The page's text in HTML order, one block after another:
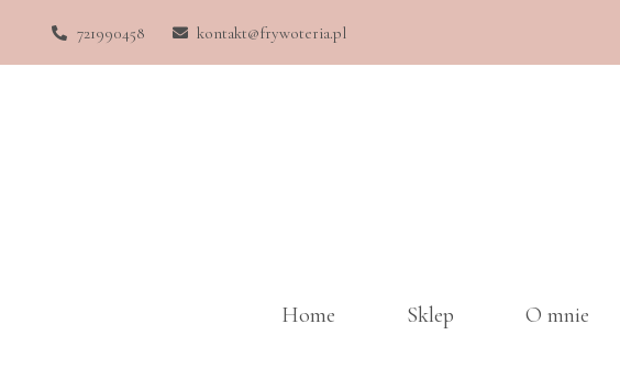
721990458 kontakt@frywoteria.pl
Home Sklep O mnie